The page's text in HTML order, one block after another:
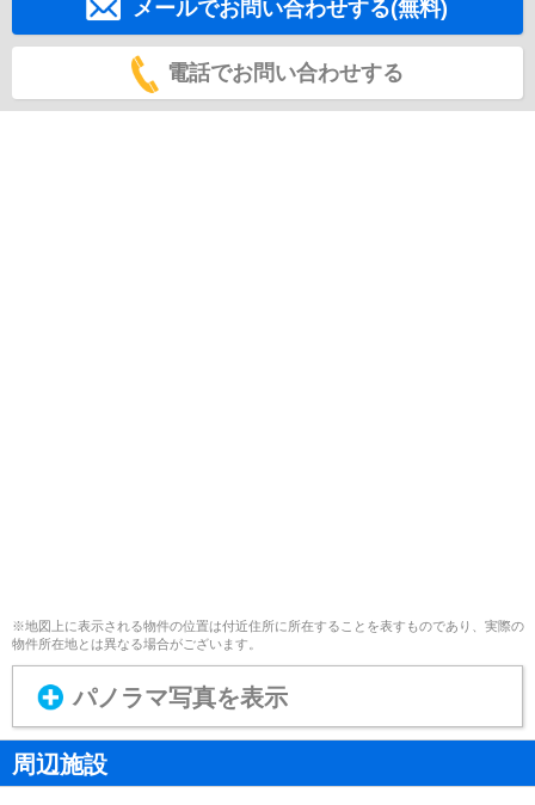
メールでお問い合わせする(無料)
電話でお問い合わせする
※地図上に表示される物件の位置は付近住所に所在することを表すものであり、実際の
物件所在地とは異なる場合がございます。
パノラマ写真を表示
周辺施設